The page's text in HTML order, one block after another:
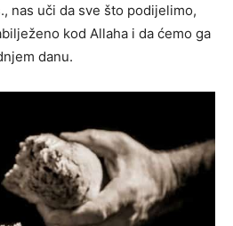
nas uči da sve što podijelimo,
kod Allaha i da ćemo ga
danu.